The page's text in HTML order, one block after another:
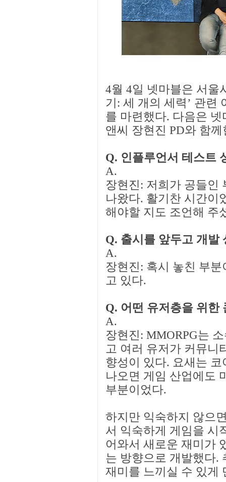
4월 4일 넷마블은 서울
기: 세 개의 세력’ 관련
를 마련했다. 다음은
앤씨 장현진 PD와 함
Q. 인플루언서 테스트
A.
장현진: 저희가 공들인
나왔다. 활기찬 시간이
해야할 지도 조언해 주
Q. 출시를 앞두고 개발
A.
장현진: 혹시 놓친 부
고 있다.
Q. 어떤 유저층을 위한
A.
장현진: MMORPG는
고 여러 유저가 커뮤니
향성이 있다. 요새는
나오면 게임 산업에도
부분이었다.
하지만 익숙하지 않으
서 익숙하게 게임을 시
어와서 새로운 재미가
는 방향으로 개발했다.
재미를 느끼실 수 있게